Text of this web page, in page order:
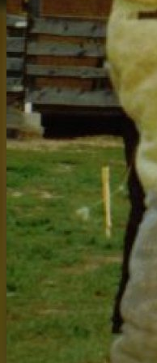
Solicitar información
Genealogía
El linaje deXuta
Cinco generaciones de su